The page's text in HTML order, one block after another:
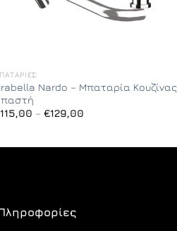
Nardo – Μπαταρία Κουζίνας
115,00 – €129,00Price